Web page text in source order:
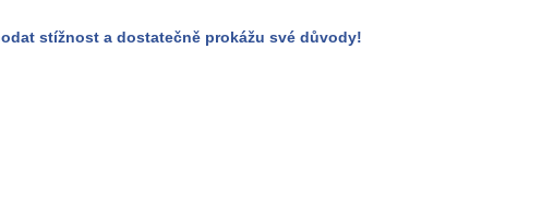
stížnost a dostatečně prokážu své důvody!